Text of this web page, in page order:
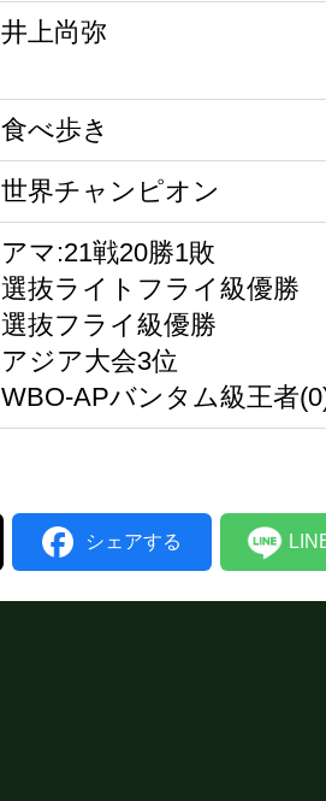
井上尚弥
食べ歩き
世界チャンピオン
アマ:21戦20勝1敗
選抜ライトフライ級優勝
選抜フライ級優勝
アジア大会3位
WBO-APバンタム級王者
シェアする